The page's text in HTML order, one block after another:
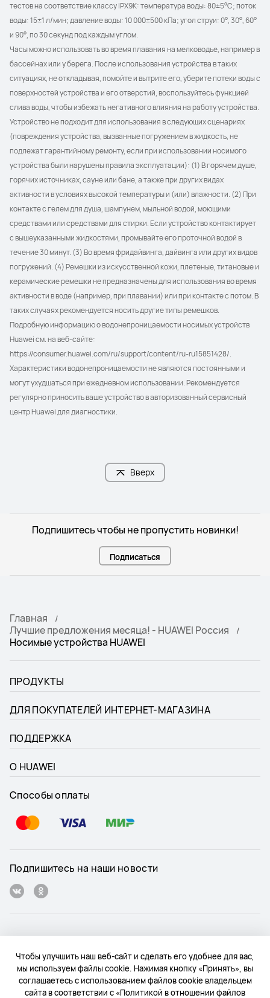
Чтобы улучшить наш веб-сайт и сделать его удобнее для вас,
мы используем файлы cookie. Нажимая кнопку «Принять», вы
соглашаетесь с использованием файлов cookie владельцем
сайта в соответствии с «Политикой в отношении файлов
тестов на соответствие классу IPX9K: температура воды: 80±5°C; поток
воды: 15±1 л/мин; давление воды: 10 000±500 кПа; угол струи: 0°, 30°, 60°
и 90°, по 30 секунд под каждым углом.
Часы можно использовать во время плавания на мелководье, например в
бассейнах или у берега. После использования устройства в таких
ситуациях, не откладывая, помойте и вытрите его, уберите потеки воды с
поверхностей устройства и его отверстий, воспользуйтесь функцией
слива воды, чтобы избежать негативного влияния на работу устройства.
Устройство не подходит для использования в следующих сценариях
(повреждения устройства, вызванные погружением в жидкость, не
подлежат гарантийному ремонту, если при использовании носимого
устройства были нарушены правила эксплуатации): (1) В горячем душе,
горячих источниках, сауне или бане, а также при других видах
активности в условиях высокой температуры и (или) влажности. (2) При
контакте с гелем для душа, шампунем, мыльной водой, моющими
средствами или средствами для стирки. Если устройство контактирует
с вышеуказанными жидкостями, промывайте его проточной водой в
течение 30 минут. (3) Во время фридайвинга, дайвинга или других видов
погружений. (4) Ремешки из искусственной кожи, плетеные, титановые и
керамические ремешки не предназначены для использования во время
активности в воде (например, при плавании) или при контакте с потом. В
таких случаях рекомендуется носить другие типы ремешков.
Подробную информацию о водонепроницаемости носимых устройств
Huawei см. на веб-сайте:
https://consumer.huawei.com/ru/support/content/ru-ru15851428/.
Характеристики водонепроницаемости не являются постоянными и
могут ухудшаться при ежедневном использовании. Рекомендуется
регулярно приносить ваше устройство в авторизованный сервисный
центр Huawei для диагностики.
Вверх
Подпишитесь чтобы не пропустить новинки!
Подписаться
Главная
Лучшие предложения месяца! - HUAWEI Россия
Носимые устройства HUAWEI
ПРОДУКТЫ
ДЛЯ ПОКУПАТЕЛЕЙ ИНТЕРНЕТ-МАГАЗИНА
ПОДДЕРЖКА
О HUAWEI
Способы оплаты
Подпишитесь на наши новости
Карта веб-сайта
Условия использования веб-сайта